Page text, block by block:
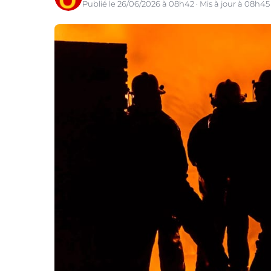
Publié le 26/06/2026 à 08h42 · Mis à jour à 08h45